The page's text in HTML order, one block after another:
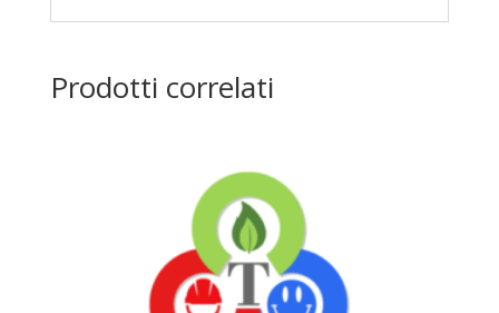
Prodotti correlati